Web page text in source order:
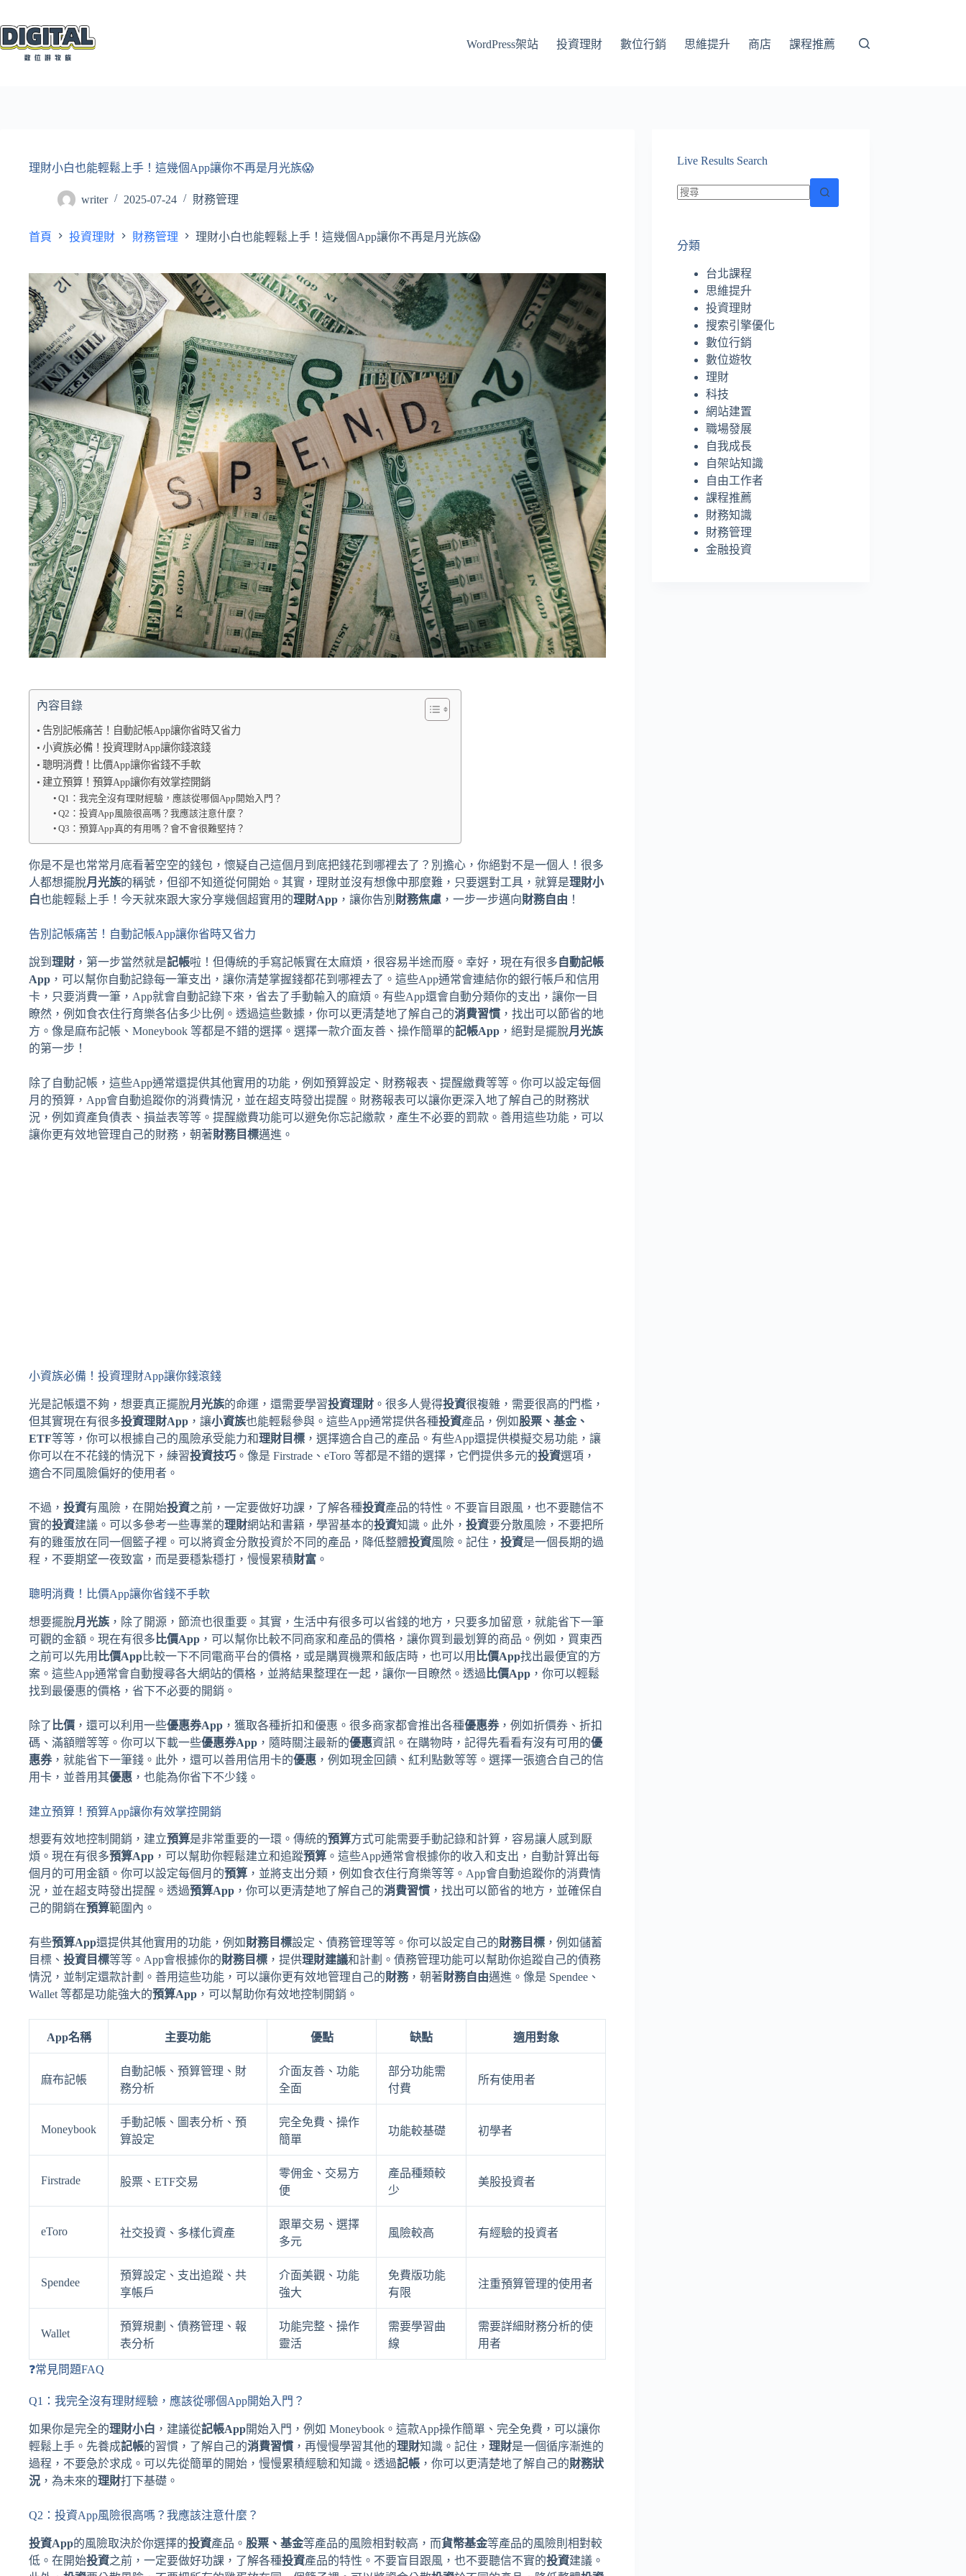
至
主
WordPress架站 投資理財 數位行銷 思維提升 商店 課程推薦
理財小白也能輕鬆上手！這幾個App讓你不再是月光族😱
writer 2025-07-24 財務管理
首頁 投資理財 財務管理 理財小白也能輕鬆上手！這幾個App讓你不再是月光族😱
內容目錄
告別記帳痛苦！自動記帳App讓你省時又省力
小資族必備！投資理財App讓你錢滾錢
聰明消費！比價App讓你省錢不手軟
建立預算！預算App讓你有效掌控開銷
Q1：我完全沒有理財經驗，應該從哪個App開始入門？
Q2：投資App風險很高嗎？我應該注意什麼？
Q3：預算App真的有用嗎？會不會很難堅持？
你是不是也常常月底看著空空的錢包，懷疑自己這個月到底把錢花到哪裡去了？別擔心，你絕對不是一個人！很多
人都想擺脫月光族的稱號，但卻不知道從何開始。其實，理財並沒有想像中那麼難，只要選對工具，就算是理財小
白也能輕鬆上手！今天就來跟大家分享幾個超實用的理財App ，讓你告別 財務焦慮 ，一步一步邁向財務自由 ！
告別記帳痛苦！自動記帳App讓你省時又省力
說到 理財 ，第一步當然就是記帳啦！但傳統的手寫記帳實在太麻煩，很容易半途而廢。幸好，現在有很多 自動記帳
App ，可以幫你自動記錄每一筆支出，讓你清楚掌握錢都花到哪裡去了。這些App通常會連結你的銀行帳戶和信用
卡，只要消費一筆，App就會自動記錄下來，省去了手動輸入的麻煩。有些App還會自動分類你的支出，讓你一目
瞭然，例如食衣住行育樂各佔多少比例。透過這些數據，你可以更清楚地了解自己的消費習慣 ，找出可以節省的地
方。像是麻布記帳、Moneybook 等都是不錯的選擇。選擇一款介面友善、操作簡單的記帳App ，絕對是擺脫月光族
的第一步！
除了自動記帳，這些App通常還提供其他實用的功能，例如預算設定、財務報表、提醒繳費等等。你可以設定每個
月的預算，App會自動追蹤你的消費情況，並在超支時發出提醒。財務報表可以讓你更深入地了解自己的財務狀
況，例如資產負債表、損益表等等。提醒繳費功能可以避免你忘記繳款，產生不必要的罰款。善用這些功能，可以
讓你更有效地管理自己的財務，朝著財務目標邁進。
小資族必備！投資理財App讓你錢滾錢
光是記帳還不夠，想要真正擺脫月光族的命運，還需要學習投資理財 。很多人覺得投資很複雜，需要很高的門檻，
但其實現在有很多投資理財App ，讓小資族也能輕鬆參與。這些App通常提供各種投資產品，例如股票、基金、
ETF等等，你可以根據自己的風險承受能力和理財目標 ，選擇適合自己的產品。有些App還提供模擬交易功能，讓
你可以在不花錢的情況下，練習投資技巧 。像是 Firstrade、eToro 等都是不錯的選擇，它們提供多元的投資選項，
適合不同風險偏好的使用者。
不過， 投資有風險，在開始投資之前，一定要做好功課，了解各種投資產品的特性。不要盲目跟風，也不要聽信不
實的投資建議。可以多參考一些專業的理財網站和書籍，學習基本的投資知識。此外， 投資要分散風險，不要把所
有的雞蛋放在同一個籃子裡。可以將資金分散投資於不同的產品，降低整體投資風險。記住， 投資是一個長期的過
程，不要期望一夜致富，而是要穩紮穩打，慢慢累積財富 。
聰明消費！比價App讓你省錢不手軟
想要擺脫月光族 ，除了開源，節流也很重要。其實，生活中有很多可以省錢的地方，只要多加留意，就能省下一筆
可觀的金額。現在有很多 比價App ，可以幫你比較不同商家和產品的價格，讓你買到最划算的商品。例如，買東西
之前可以先用 比價App比較一下不同電商平台的價格，或是購買機票和飯店時，也可以用 比價App找出最便宜的方
案。這些App通常會自動搜尋各大網站的價格，並將結果整理在一起，讓你一目瞭然。透過 比價App ，你可以輕鬆
找到最優惠的價格，省下不必要的開銷。
除了 比價 ，還可以利用一些優惠券App ，獲取各種折扣和優惠。很多商家都會推出各種優惠券，例如折價券、折扣
碼、滿額贈等等。你可以下載一些優惠券App ，隨時關注最新的優惠資訊。在購物時，記得先看看有沒有可用的優
惠券，就能省下一筆錢。此外，還可以善用信用卡的優惠 ，例如現金回饋、紅利點數等等。選擇一張適合自己的信
用卡，並善用其優惠 ，也能為你省下不少錢。
建立預算！預算App讓你有效掌控開銷
想要有效地控制開銷，建立預算是非常重要的一環。傳統的預算方式可能需要手動記錄和計算，容易讓人感到厭
煩。現在有很多預算App ，可以幫助你輕鬆建立和追蹤預算 。這些App通常會根據你的收入和支出，自動計算出每
個月的可用金額。你可以設定每個月的預算 ，並將支出分類，例如食衣住行育樂等等。App會自動追蹤你的消費情
況，並在超支時發出提醒。透過預算App ，你可以更清楚地了解自己的消費習慣 ，找出可以節省的地方，並確保自
己的開銷在預算範圍內。
有些預算App還提供其他實用的功能，例如財務目標設定、債務管理等等。你可以設定自己的財務目標 ，例如儲蓄
目標、 投資目標等等。App會根據你的財務目標 ，提供理財建議和計劃。債務管理功能可以幫助你追蹤自己的債務
情況，並制定還款計劃。善用這些功能，可以讓你更有效地管理自己的財務，朝著財務自由邁進。像是 Spendee、
Wallet 等都是功能強大的預算App ，可以幫助你有效地控制開銷。
App名稱 主要功能 優點 缺點 適用對象
麻布記帳
自動記帳、預算管理、財
務分析
介面友善、功能
全面
部分功能需
付費
所有使用者
Moneybook
手動記帳、圖表分析、預
算設定
完全免費、操作
簡單
功能較基礎 初學者
Firstrade 股票、ETF交易
零佣金、交易方
便
產品種類較
少
美股投資者
eToro 社交投資、多樣化資產
跟單交易、選擇
多元
風險較高 有經驗的投資者
Spendee
預算設定、支出追蹤、共
享帳戶
介面美觀、功能
強大
免費版功能
有限
注重預算管理的使用者
Wallet
預算規劃、債務管理、報
表分析
功能完整、操作
靈活
需要學習曲
線
需要詳細財務分析的使
用者
❓常見問題FAQ
Q1：我完全沒有理財經驗，應該從哪個App開始入門？
如果你是完全的理財小白 ，建議從記帳App開始入門，例如 Moneybook。這款App操作簡單、完全免費，可以讓你
輕鬆上手。先養成記帳的習慣，了解自己的消費習慣 ，再慢慢學習其他的理財知識。記住， 理財是一個循序漸進的
過程，不要急於求成。可以先從簡單的開始，慢慢累積經驗和知識。透過記帳 ，你可以更清楚地了解自己的財務狀
況 ，為未來的理財打下基礎。
Q2：投資App風險很高嗎？我應該注意什麼？
投資App的風險取決於你選擇的投資產品。 股票、基金等產品的風險相對較高，而貨幣基金等產品的風險則相對較
低。在開始投資之前，一定要做好功課，了解各種投資產品的特性。不要盲目跟風，也不要聽信不實的投資建議。
Live Results Search
到
分類
台北課程
思維提升
投資理財
搜索引擎優化
數位行銷
數位遊牧
理財
科技
網站建置
職場發展
自我成長
自架站知識
自由工作者
課程推薦
財務知識
財務管理
金融投資